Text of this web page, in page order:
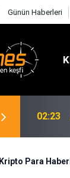
Günün Haberleri
02:23
Kripto Para